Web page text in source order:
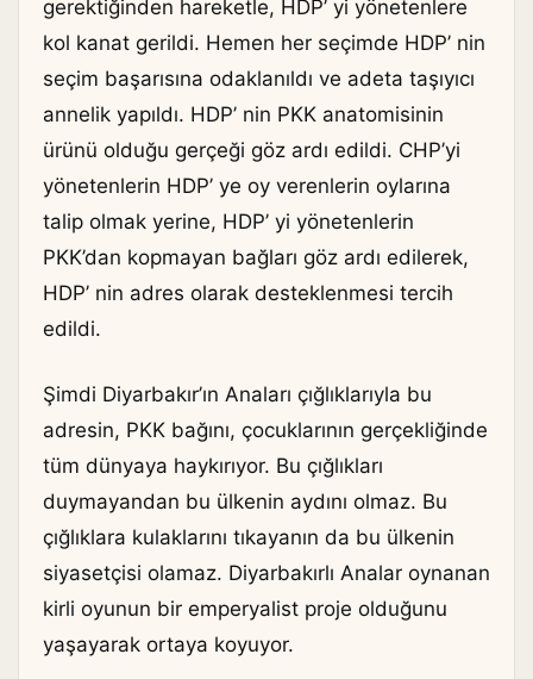
gerektiğinden hareketle, HDP’ yi yönetenlere
kol kanat gerildi. Hemen her seçimde HDP’ nin
seçim başarısına odaklanıldı ve adeta taşıyıcı
annelik yapıldı. HDP’ nin PKK anatomisinin
ürünü olduğu gerçeği göz ardı edildi. CHP’yi
yönetenlerin HDP’ ye oy verenlerin oylarına
talip olmak yerine, HDP’ yi yönetenlerin
PKK’dan kopmayan bağları göz ardı edilerek,
HDP’ nin adres olarak desteklenmesi tercih
edildi.
Şimdi Diyarbakır’ın Anaları çığlıklarıyla bu
adresin, PKK bağını, çocuklarının gerçekliğinde
tüm dünyaya haykırıyor. Bu çığlıkları
duymayandan bu ülkenin aydını olmaz. Bu
çığlıklara kulaklarını tıkayanın da bu ülkenin
siyasetçisi olamaz. Diyarbakırlı Analar oynanan
kirli oyunun bir emperyalist proje olduğunu
yaşayarak ortaya koyuyor.